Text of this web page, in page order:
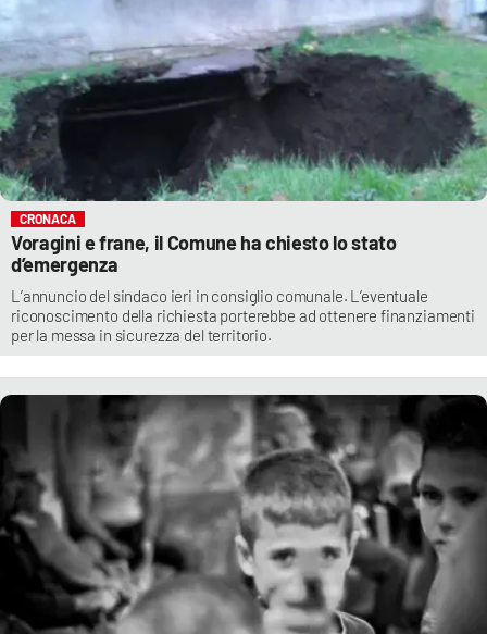
APPLE
CRONACA
Voragini e frane, il Comune ha chiesto lo stato
d’emergenza
L’annuncio del sindaco ieri in consiglio comunale. L’eventuale
riconoscimento della richiesta porterebbe ad ottenere finanziamenti
per la messa in sicurezza del territorio.